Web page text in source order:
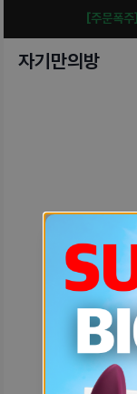
[주문폭주]
자기만의방